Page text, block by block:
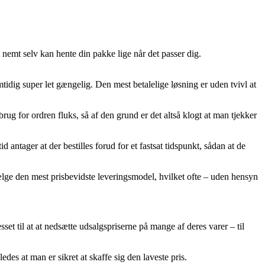
selv kan hente din pakke lige når det passer dig.
super let gængelig. Den mest betalelige løsning er uden tvivl at
for ordren fluks, så af den grund er det altså klogt at man tjekker
at der bestilles forud for et fastsat tidspunkt, sådan at de
den mest prisbevidste leveringsmodel, hvilket ofte – uden hensyn
til at at nedsætte udsalgspriserne på mange af deres varer – til
at man er sikret at skaffe sig den laveste pris.